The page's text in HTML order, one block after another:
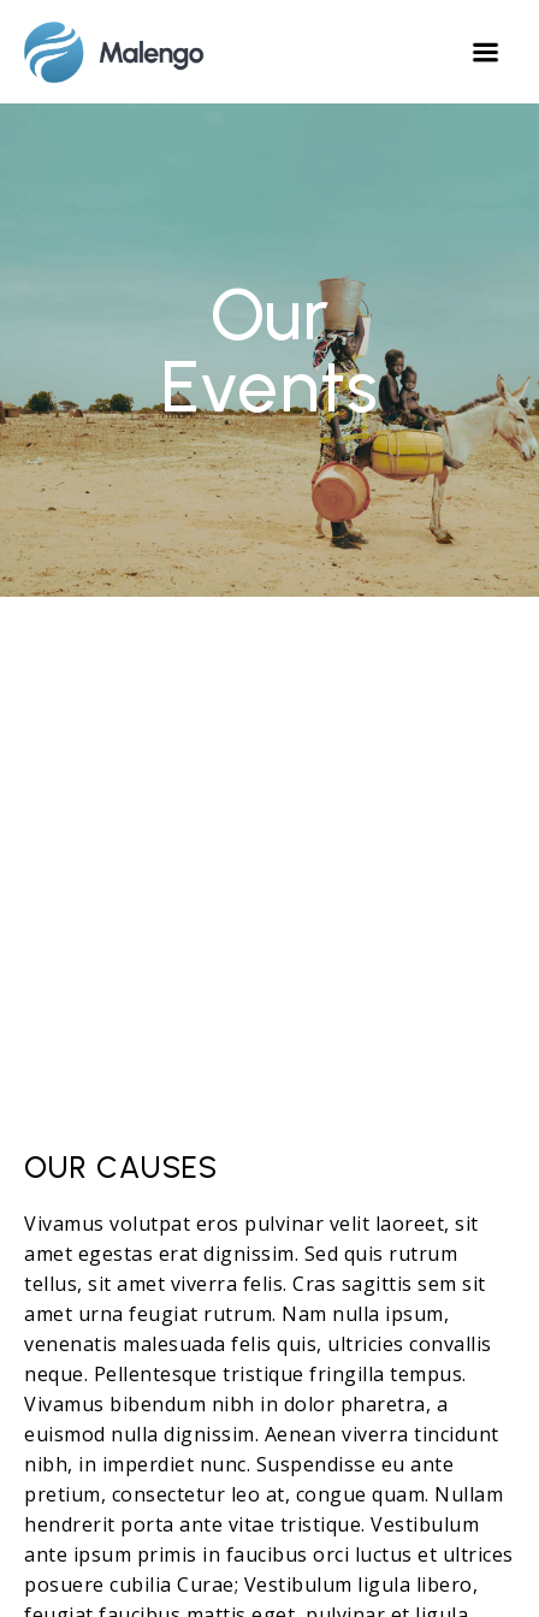
Our
Events
OUR CAUSES
Vivamus volutpat eros pulvinar velit laoreet, sit
amet egestas erat dignissim. Sed quis rutrum
tellus, sit amet viverra felis. Cras sagittis sem sit
amet urna feugiat rutrum. Nam nulla ipsum,
venenatis malesuada felis quis, ultricies convallis
neque. Pellentesque tristique fringilla tempus.
Vivamus bibendum nibh in dolor pharetra, a
euismod nulla dignissim. Aenean viverra tincidunt
nibh, in imperdiet nunc. Suspendisse eu ante
pretium, consectetur leo at, congue quam. Nullam
hendrerit porta ante vitae tristique. Vestibulum
ante ipsum primis in faucibus orci luctus et ultrices
posuere cubilia Curae; Vestibulum ligula libero,